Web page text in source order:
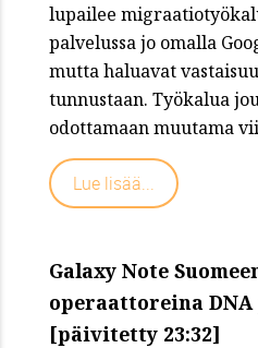
lupailee
palvelussa jo omalla
mutta haluavat
tunnustaan. Työkalua
odottamaan muutama
Lue lisää...
Galaxy Note
operaattoreina DNA
[päivitetty 23:32]